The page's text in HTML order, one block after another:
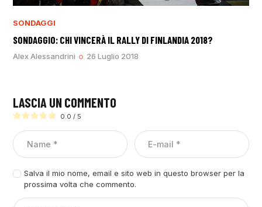
SONDAGGI
SONDAGGIO: CHI VINCERÀ IL RALLY DI FINLANDIA 2018?
Alex Alessandrini 26 Luglio 2018
LASCIA UN COMMENTO
0.0 / 5
Salva il mio nome, email e sito web in questo browser per la
prossima volta che commento.